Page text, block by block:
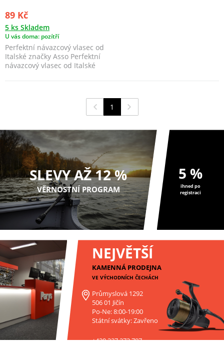
89 Kč
5 ks Skladem
U vás doma: pozítří
Perfektní návazcový vlasec od
Italské značky Asso Perfektní
návazcový vlasec od Italské
1
SLEVY AŽ 12 %
VĚRNOSTNÍ PROGRAM
5 %
ihned po
registraci
NEJVĚTŠÍ
KAMENNÁ PRODEJNA
VE VÝCHODNÍCH ČECHÁCH
Průmyslová 1292
506 01 Jičín
Po-Ne: 8:00-19:00
Státní svátky: Zavřeno
+420 227 272 797